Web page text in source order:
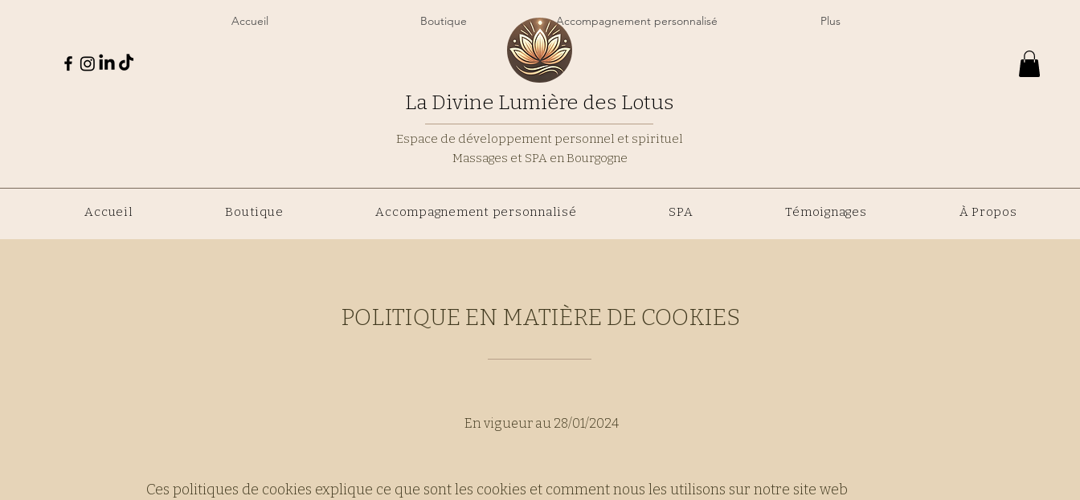
La Divine Lumière des Lotus
Espace de développement personnel et spirituel
Massages et SPA en Bourgogne
Accueil Boutique Accompagnement personnalisé SPA Témoignages À Propos
POLITIQUE EN MATIÈRE DE COOKIES
En vigueur au 28/01/2024
Ces politiques de cookies explique ce que sont les cookies et comment nous les utilisons sur notre site web
Accueil Boutique Accompagnement personnalisé Plus